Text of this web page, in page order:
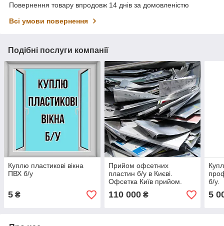
Повернення товару впродовж 14 днів за домовленістю
Всі умови повернення
Подібні послуги компанії
Куплю пластикові вікна
ПВХ б/у
5 ₴
Прийом офсетних
пластин б/у в Києві.
Офсетка Київ прийом.
Куплю відпрацьований
офсет
110 000₴
б/у.
5